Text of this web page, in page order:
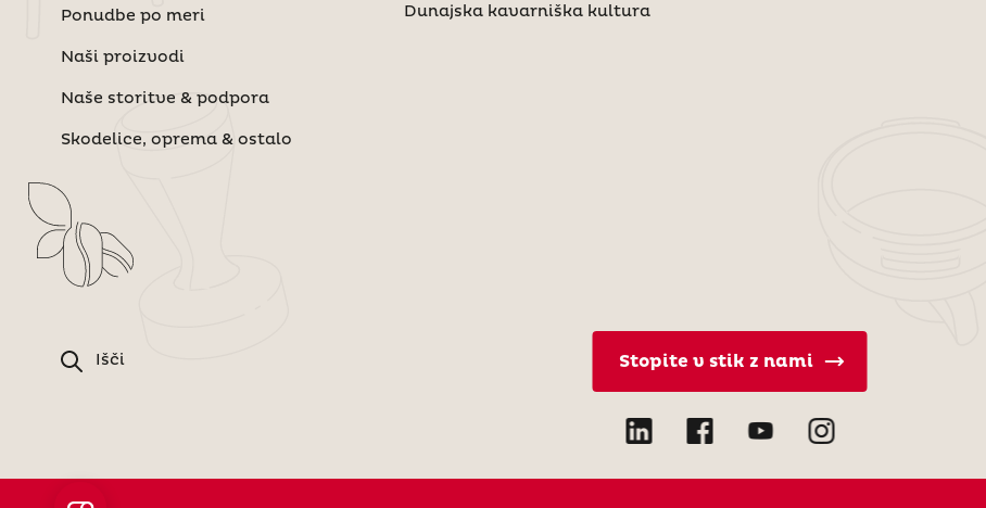
Ponudbe po meri
Naši proizvodi
Naše storitve & podpora
Skodelice, oprema & ostalo
Dunajska kavarniška kultura
Išči Stopite v stik z nami